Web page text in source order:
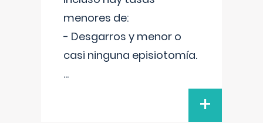
menores de:
- Desgarros y menor o
casi ninguna episiotomía.
...
+